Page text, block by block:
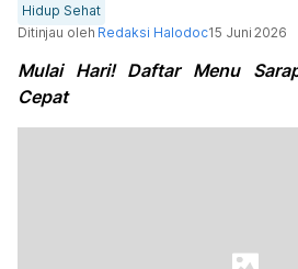
Hidup Sehat
Ditinjau oleh Redaksi Halodoc15 Juni 2026
Mulai Hari! Daftar Menu
Cepat